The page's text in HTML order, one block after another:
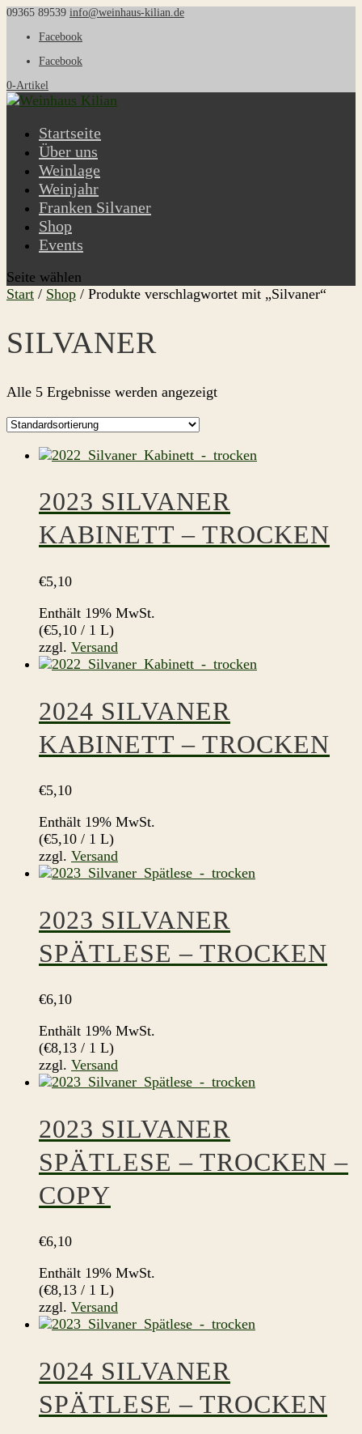
09365 89539 info@weinhaus-kilian.de
Facebook
Facebook
0-Artikel
Startseite
Über uns
Weinlage
Weinjahr
Franken Silvaner
Shop
Events
Seite wählen
Start / Shop / Produkte verschlagwortet mit „Silvaner“
SILVANER
Alle 5 Ergebnisse werden angezeigt
2023 SILVANER
KABINETT – TROCKEN
€5,10
Enthält 19% MwSt.
(€5,10 / 1 L)
zzgl. Versand
2024 SILVANER
KABINETT – TROCKEN
€5,10
Enthält 19% MwSt.
(€5,10 / 1 L)
zzgl. Versand
2023 SILVANER
SPÄTLESE – TROCKEN
€6,10
Enthält 19% MwSt.
(€8,13 / 1 L)
zzgl. Versand
2023 SILVANER
SPÄTLESE – TROCKEN –
COPY
€6,10
Enthält 19% MwSt.
(€8,13 / 1 L)
zzgl. Versand
2024 SILVANER
SPÄTLESE – TROCKEN